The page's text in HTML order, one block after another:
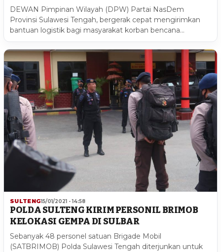
DEWAN Pimpinan Wilayah (DPW) Partai NasDem
Provinsi Sulawesi Tengah, bergerak cepat mengirimkan
bantuan logistik bagi masyarakat korban bencana…
SULTENG15/01/2021 - 14:58
POLDA SULTENG KIRIM PERSONIL BRIMOB
KELOKASI GEMPA DI SULBAR
Sebanyak 48 personel satuan Brigade Mobil
(SATBRIMOB) Polda Sulawesi Tengah diterjunkan untuk